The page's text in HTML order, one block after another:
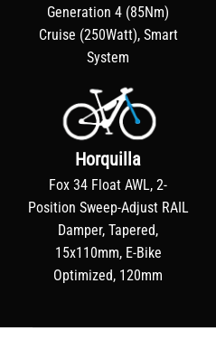
Generation 4 (85Nm)
Cruise (250Watt), Smart
System
Horquilla
Fox 34 Float AWL, 2-
Position Sweep-Adjust RAIL
Damper, Tapered,
15x110mm, E-Bike
Optimized, 120mm